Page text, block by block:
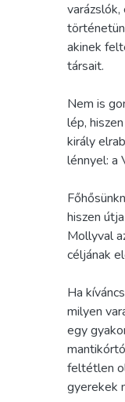
akinek
társait.
Nem is
lép,
király
lénnyel: a
hiszen
Mollyval
céljának
Ha
milyen
egy
feltétlen
gyerekek